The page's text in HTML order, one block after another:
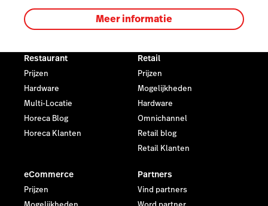
Meer informatie
Restaurant
Prijzen
Hardware
Multi-Locatie
Horeca Blog
Horeca Klanten
Retail
Prijzen
Mogelijkheden
Hardware
Omnichannel
Retail blog
Retail Klanten
eCommerce
Prijzen
Partners
Vind partners